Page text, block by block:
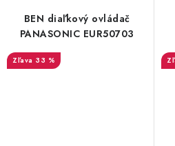
BEN diaľkový ovládač
PANASONIC EUR50703
33 %